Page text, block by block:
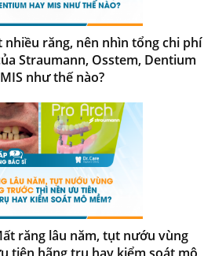
nhiều răng, nên nhìn tổng chi phí
Straumann, Osstem, Dentium
như thế nào?
răng lâu năm, tụt nướu vùng